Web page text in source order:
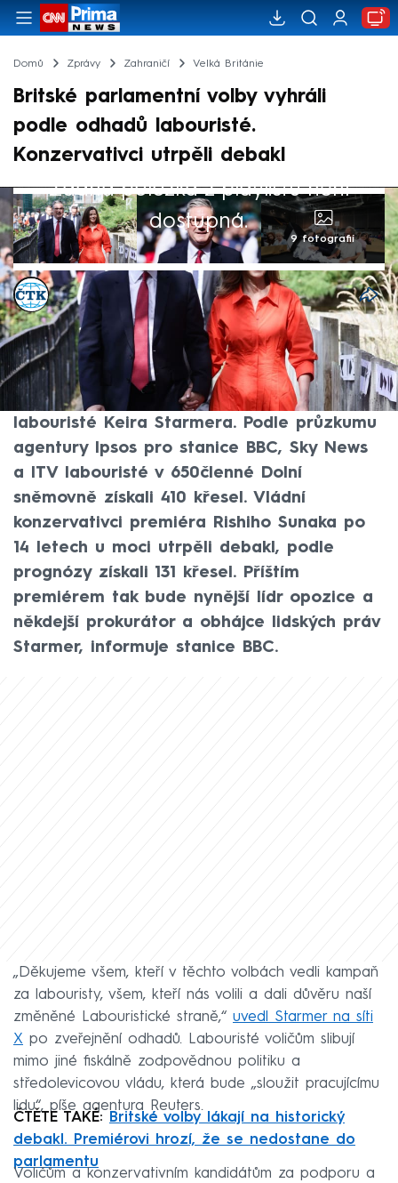
Domů Zprávy Zahraničí Velká Británie
Britské parlamentní volby vyhráli
podle odhadů labouristé.
Konzervativci utrpěli debakl
Žádná položka z playlistu není
dostupná.
9 fotografií
ČTK
4. čvc 2024, 23:14
Parlamentní volby v Británii podle odhadů
zveřejněných bezprostředně po uzavření
volebních místností vyhráli středoleví
labouristé Keira Starmera. Podle průzkumu
agentury Ipsos pro stanice BBC, Sky News
a ITV labouristé v 650členné Dolní
sněmovně získali 410 křesel. Vládní
konzervativci premiéra Rishiho Sunaka po
14 letech u moci utrpěli debakl, podle
prognózy získali 131 křesel. Příštím
premiérem tak bude nynější lídr opozice a
někdejší prokurátor a obhájce lidských práv
Starmer, informuje stanice BBC.
„Děkujeme všem, kteří v těchto volbách vedli kampaň
za labouristy, všem, kteří nás volili a dali důvěru naší
změněné Labouristické straně,“ uvedl Starmer na síti
X po zveřejnění odhadů. Labouristé voličům slibují
mimo jiné fiskálně zodpovědnou politiku a
středolevicovou vládu, která bude „sloužit pracujícímu
lidu“, píše agentura Reuters.
ČTĚTE TAKÉ:
Britské volby lákají na historický
debakl. Premiérovi hrozí, že se nedostane do
parlamentu
Voličům a konzervativním kandidátům za podporu a